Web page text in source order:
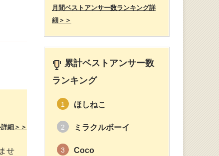
細＞＞
せ
月間ベストアンサー数ランキング詳
細＞＞
累計ベストアンサー数
ランキング
1 ほしねこ
2 ミラクルボーイ
3 Coco